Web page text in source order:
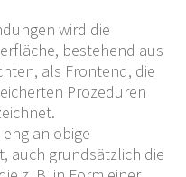
wird die
bestehend aus
als Frontend, die
Prozeduren
an obige
auch grundsätzlich die